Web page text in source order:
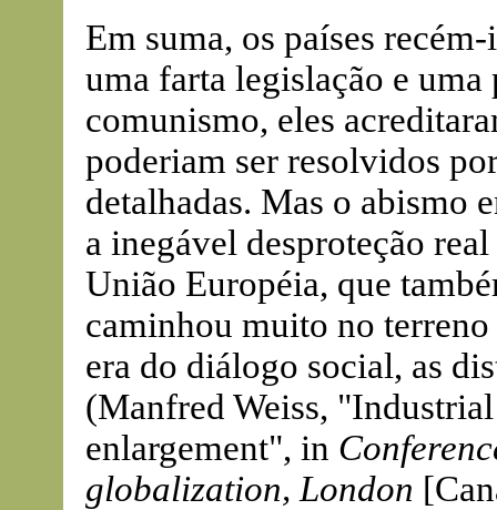
Em suma, os países
uma farta legislação e
comunismo, eles
poderiam ser resolvidos
detalhadas. Mas o abismo
a inegável desproteção
União Européia, que
caminhou muito no terreno
era do diálogo social, as
(Manfred Weiss,
enlargement", in
globalization, London